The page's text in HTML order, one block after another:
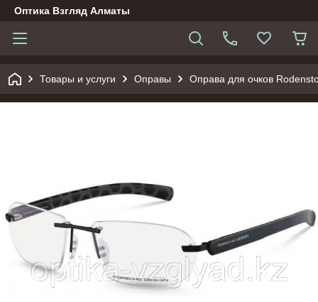
Оптика Взгляд Алматы
Товары и услуги Оправы Оправа для очков